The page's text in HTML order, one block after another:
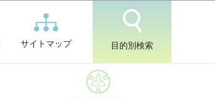
サイトマップ 目的別検索